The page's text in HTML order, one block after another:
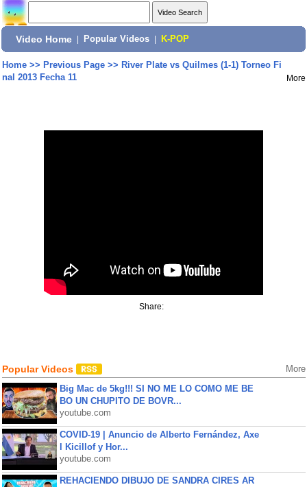
Video Home Popular Videos K-POP
Home>> Previous Page>> River Plate vs Quilmes (1-1) Torneo Fi
nal 2013 Fecha 11
More
Share:
Popular Videos More
Big Mac de 5kg!!! SI NO ME LO COMO ME BE
BO UN CHUPITO DE BOVR...
youtube.com
COVID-19 | Anuncio de Alberto Fernández, Axe
l Kicillof y Hor...
youtube.com
REHACIENDO DIBUJO DE SANDRA CIRES AR